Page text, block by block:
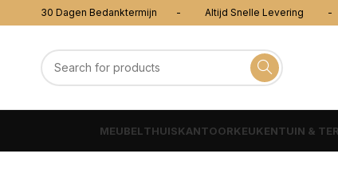
30 Dagen Bedanktermijn - Altijd Snelle Levering
MEUBEL THUISKANTOORKEUKENTUIN &